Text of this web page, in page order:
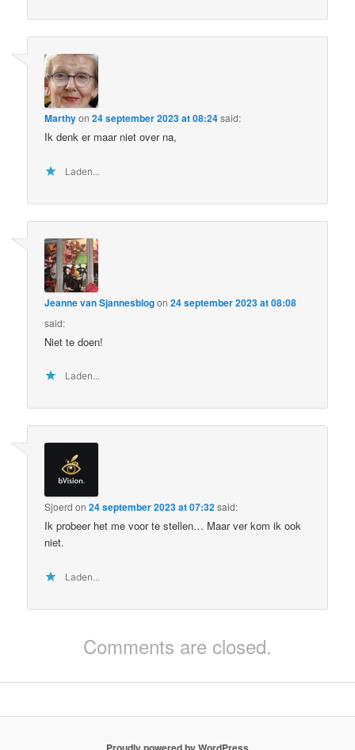
Marthyon24 september 2023 at 08:24said:
Ik denk er maar niet over na,
Laden...
Jeanne van Sjannesblogon24 september 2023 at 08:08
said:
Niet te doen!
Laden...
Sjoerd on24 september 2023 at 07:32said:
Ik probeer het me voor te stellen… Maar ver kom ik ook
niet.
Laden...
Comments are closed.